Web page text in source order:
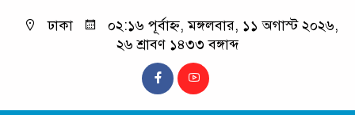
ঢাকা
০২:১৬ পূর্বাহ্ন, মঙ্গলবার, ১১ অগাস্ট ২০২৬,
২৬ শ্রাবণ ১৪৩৩ বঙ্গাব্দ